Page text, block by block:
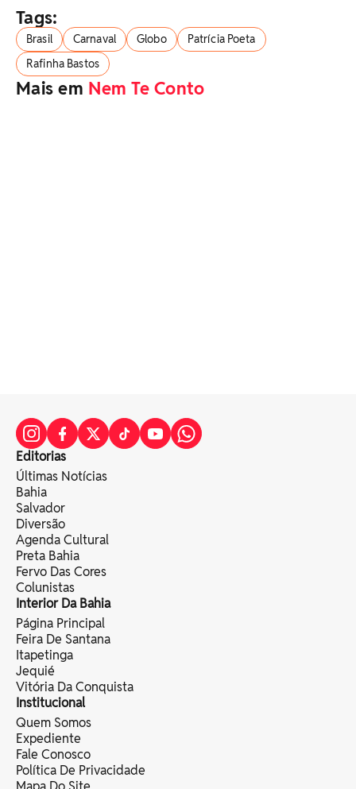
Tags:
Brasil Carnaval Globo
Patrícia Poeta
Rafinha Bastos
Mais em Nem Te Conto
Editorias
Últimas Notícias
Bahia
Salvador
Diversão
Agenda Cultural
Preta Bahia
Fervo Das Cores
Colunistas
Interior Da Bahia
Página Principal
Feira De Santana
Itapetinga
Jequié
Vitória Da Conquista
Institucional
Quem Somos
Expediente
Fale Conosco
Política De Privacidade